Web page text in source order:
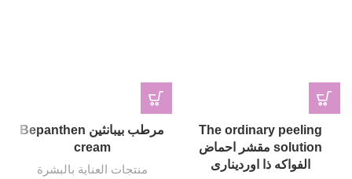
The ordinary peeling
solution مقشر احماض
الفواكه ذا اوردينارى
مرطب بيبانثين Bepanthen
cream
منتجات العناية بالبشرة